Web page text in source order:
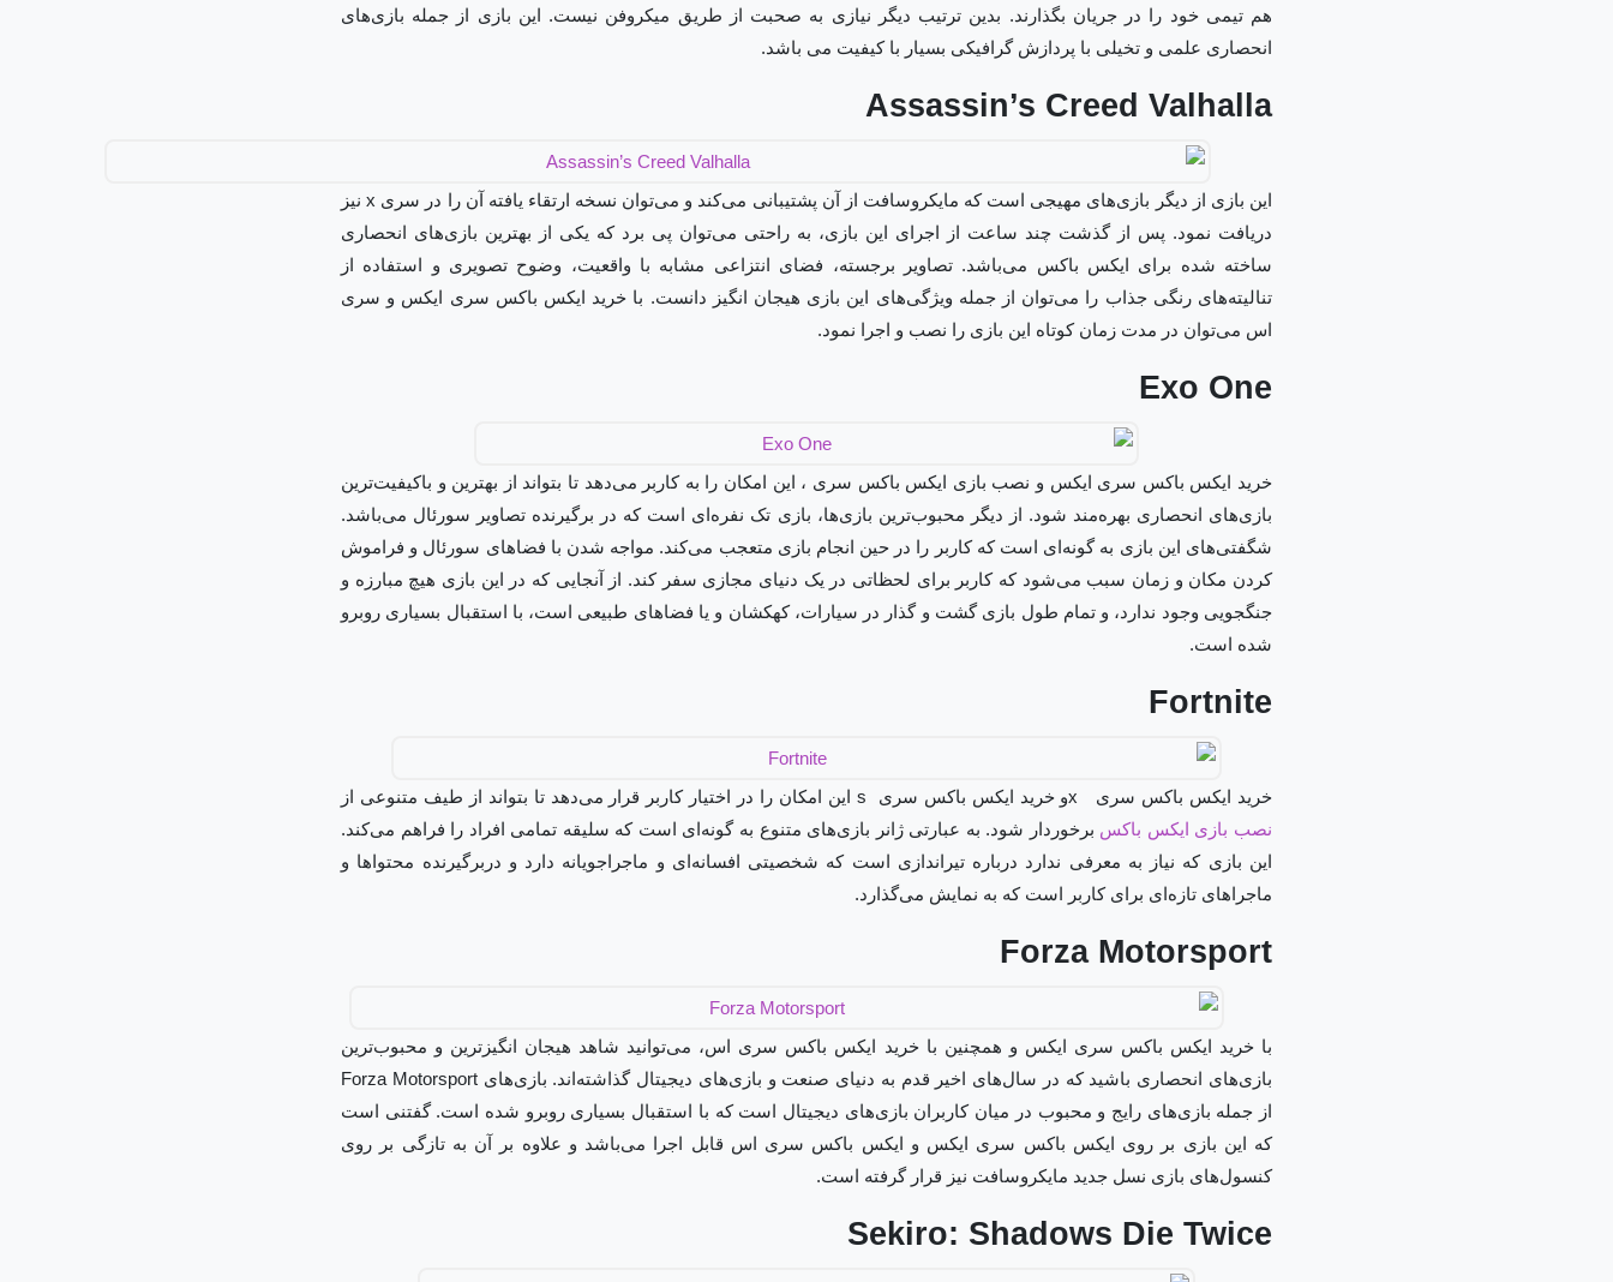
هم تیمی خود را در جریان بگذارند. بدین ترتیب دیگر نیازی به صحبت از طریق میکروفن نیست. این بازی از جمله بازی‌های
انحصاری علمی و تخیلی با پردازش گرافیکی بسیار با کیفیت می باشد.
Assassin’s Creed Valhalla
این بازی از دیگر بازی‌های مهیجی است که مایکروسافت از آن پشتیبانی می‌کند و می‌توان نسخه ارتقاء یافته آن را در سری x نیز
دریافت نمود. پس از گذشت چند ساعت از اجرای این بازی، به راحتی می‌توان پی برد که یکی از بهترین بازی‌های انحصاری
ساخته شده برای ایکس باکس می‌باشد. تصاویر برجسته، فضای انتزاعی مشابه با واقعیت، وضوح تصویری و استفاده از
تنالیته‌های رنگی جذاب را می‌توان از جمله ویژگی‌های این بازی هیجان انگیز دانست. با خرید ایکس باکس سری ایکس و سری
اس می‌توان در مدت زمان کوتاه این بازی را نصب و اجرا نمود.
Exo One
خرید ایکس باکس سری ایکس و نصب بازی ایکس باکس سری ، این امکان را به کاربر می‌دهد تا بتواند از بهترین و باکیفیت‌ترین
بازی‌های انحصاری بهره‌مند شود. از دیگر محبوب‌ترین بازی‌ها، بازی تک نفره‌ای است که در برگیرنده تصاویر سورئال می‌باشد.
شگفتی‌های این بازی به گونه‌ای است که کاربر را در حین انجام بازی متعجب می‌کند. مواجه شدن با فضاهای سورئال و فراموش
کردن مکان و زمان سبب می‌شود که کاربر برای لحظاتی در یک دنیای مجازی سفر کند. از آنجایی که در این بازی هیچ مبارزه و
جنگجویی وجود ندارد، و تمام طول بازی گشت و گذار در سیارات، کهکشان و یا فضاهای طبیعی است، با استقبال بسیاری روبرو
شده است.
Fortnite
خرید ایکس باکس سری xو خرید ایکس باکس سری s این امکان را در اختیار کاربر قرار می‌دهد تا بتواند از طیف متنوعی از
نصب بازی ایکس باکس برخوردار شود. به عبارتی ژانر بازی‌های متنوع به گونه‌ای است که سلیقه تمامی افراد را فراهم می‌کند.
این بازی که نیاز به معرفی ندارد درباره تیراندازی است که شخصیتی افسانه‌ای و ماجراجویانه دارد و دربرگیرنده محتواها و
ماجراهای تازه‌ای برای کاربر است که به نمایش می‌گذارد.
Forza Motorsport
با خرید ایکس باکس سری ایکس و همچنین با خرید ایکس باکس سری اس، می‌توانید شاهد هیجان انگیزترین و محبوب‌ترین
بازی‌های انحصاری باشید که در سال‌های اخیر قدم به دنیای صنعت و بازی‌های دیجیتال گذاشته‌اند. بازی‌های Forza Motorsport
از جمله بازی‌های رایج و محبوب در میان کاربران بازی‌های دیجیتال است که با استقبال بسیاری روبرو شده است. گفتنی است
که این بازی بر روی ایکس باکس سری ایکس و ایکس باکس سری اس قابل اجرا می‌باشد و علاوه بر آن به تازگی بر روی
کنسول‌های بازی نسل جدید مایکروسافت نیز قرار گرفته است.
Sekiro: Shadows Die Twice